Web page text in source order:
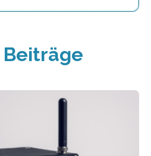
Beiträge